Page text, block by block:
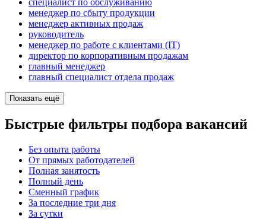
специалист по обслуживанию
менеджер по сбыту продукции
менеджер активных продаж
руководитель
менеджер по работе с клиентами (IT)
директор по корпоративным продажам
главный менеджер
главный специалист отдела продаж
Показать ещё
Быстрые фильтры подбора вакансий
Без опыта работы
От прямых работодателей
Полная занятость
Полный день
Сменный график
За последние три дня
За сутки